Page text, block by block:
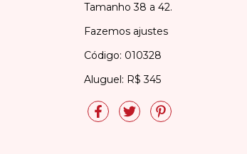
Tamanho 38 a 42.
Fazemos ajustes
Código: 010328
Aluguel: R$ 345